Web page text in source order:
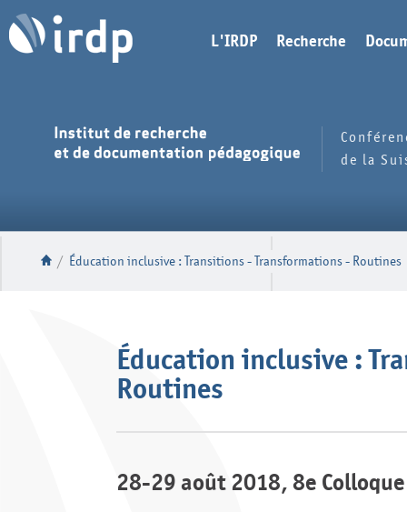
L'IRDP Recherche
de la
/ Éducation inclusive : Transitions - Transformations - Routines
Éducation inclusive :
Routines
28-29 août 2018, 8e